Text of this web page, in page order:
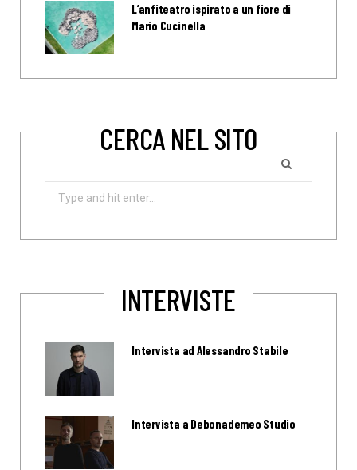
L’anfiteatro ispirato a un fiore di
Mario Cucinella
CERCA NEL SITO
Search
INTERVISTE
Intervista ad Alessandro Stabile
Intervista a Debonademeo Studio